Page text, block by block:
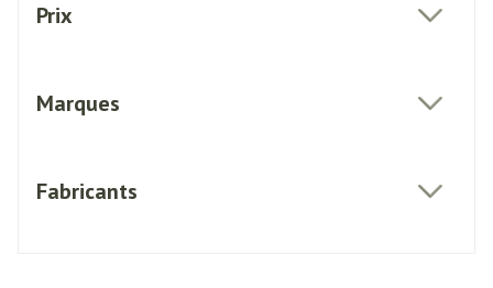
Prix
Marques
Fabricants